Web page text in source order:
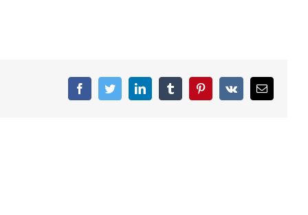
facebooktwitter linkedin tumblr pinterestvk Email